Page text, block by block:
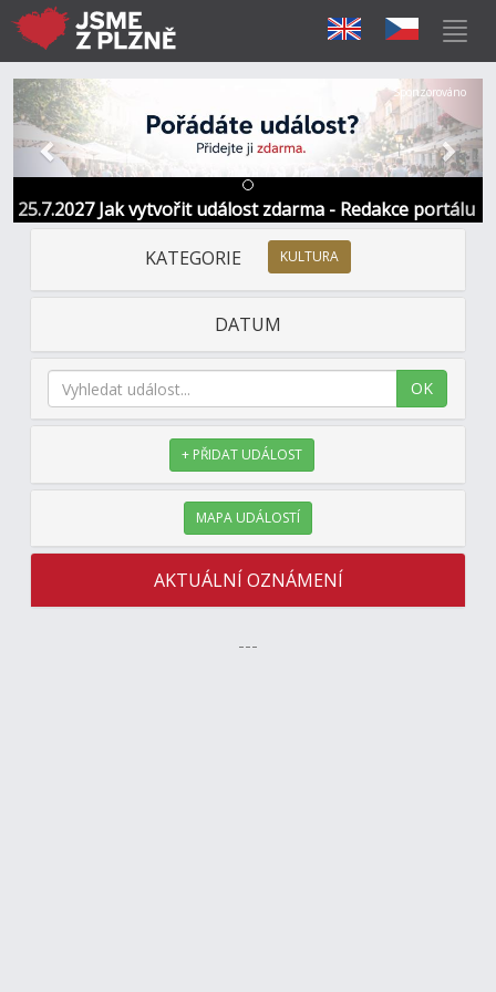
25.7.2027 Jak vytvořit událost zdarma - Redakce portálu
Předchozí Další
Sponzorováno
KATEGORIE KULTURA
DATUM
OK
+ PŘIDAT UDÁLOST
MAPA UDÁLOSTÍ
AKTUÁLNÍ OZNÁMENÍ
---